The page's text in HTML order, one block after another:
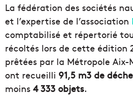
La fédération des sociétés
et l’expertise de l’association
comptabilisé et répertorié
récoltés lors de cette édition
prêtées par la Métropole Aix-
ont recueilli 91,5 m3 de
moins 4 333 objets.